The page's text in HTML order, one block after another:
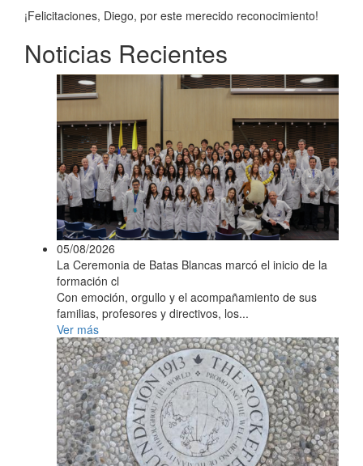
¡Felicitaciones, Diego, por este merecido reconocimiento!
Noticias Recientes
05/08/2026
La Ceremonia de Batas Blancas marcó el inicio de la
formación cl
Con emoción, orgullo y el acompañamiento de sus
familias, profesores y directivos, los...
Ver más